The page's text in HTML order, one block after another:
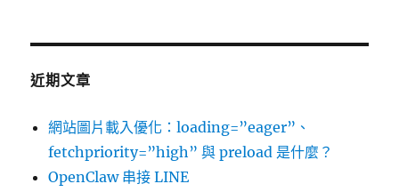
近期文章
網站圖片載入優化：loading=”eager”、
fetchpriority=”high” 與 preload 是什麼？
OpenClaw 串接 LINE